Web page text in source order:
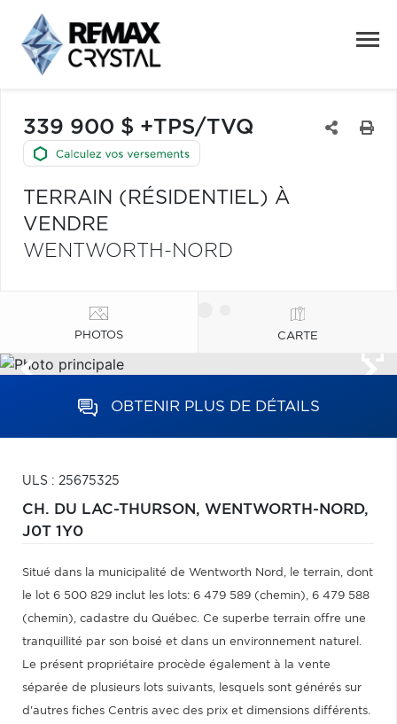
339 900 $ +TPS/TVQ
TERRAIN (RÉSIDENTIEL) À
VENDRE
WENTWORTH-NORD
PHOTOS CARTE
OBTENIR PLUS DE DÉTAILS
ULS : 25675325
CH. DU LAC-THURSON, WENTWORTH-NORD,
J0T 1Y0
Situé dans la municipalité de Wentworth Nord, le terrain, dont
le lot 6 500 829 inclut les lots: 6 479 589 (chemin), 6 479 588
(chemin), cadastre du Québec. Ce superbe terrain offre une
tranquillité par son boisé et dans un environnement naturel.
Le présent propriétaire procède également à la vente
séparée de plusieurs lots suivants, lesquels sont générés sur
d'autres fiches Centris avec des prix et dimensions différents.